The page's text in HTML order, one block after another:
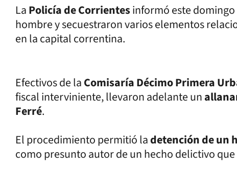
LaPolicía de Corrientesinformó este
hombre y secuestraron varios elementos
en la capital correntina.
Efectivos de laComisaría Décimo Primera
fiscal interviniente, llevaron adelante un
Ferré.
El procedimiento permitió ladetención de un
como presunto autor de un hecho delictivo que